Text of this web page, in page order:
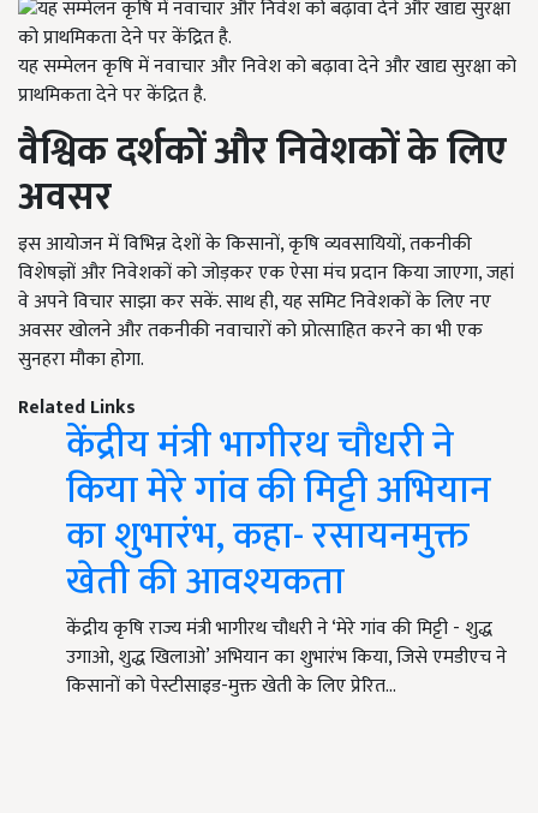
यह सम्मेलन कृषि में नवाचार और निवेश को बढ़ावा देने और खाद्य सुरक्षा को
प्राथमिकता देने पर केंद्रित है.
वैश्विक दर्शकों और निवेशकों के लिए
अवसर
इस आयोजन में विभिन्न देशों के किसानों, कृषि व्यवसायियों, तकनीकी
विशेषज्ञों और निवेशकों को जोड़कर एक ऐसा मंच प्रदान किया जाएगा, जहां
वे अपने विचार साझा कर सकें. साथ ही, यह समिट निवेशकों के लिए नए
अवसर खोलने और तकनीकी नवाचारों को प्रोत्साहित करने का भी एक
सुनहरा मौका होगा.
Related Links
केंद्रीय मंत्री भागीरथ चौधरी ने
किया मेरे गांव की मिट्टी अभियान
का शुभारंभ, कहा- रसायनमुक्त
खेती की आवश्यकता
केंद्रीय कृषि राज्य मंत्री भागीरथ चौधरी ने ‘मेरे गांव की मिट्टी - शुद्ध
उगाओ, शुद्ध खिलाओ’ अभियान का शुभारंभ किया, जिसे एमडीएच ने
किसानों को पेस्टीसाइड-मुक्त खेती के लिए प्रेरित…